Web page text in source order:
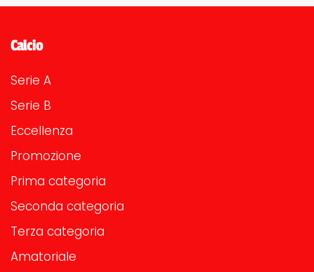
Calcio
Serie A
Serie B
Eccellenza
Promozione
Prima categoria
Seconda categoria
Terza categoria
Amatoriale